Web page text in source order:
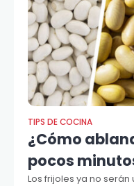
TIPS DE COCINA
¿Cómo
pocos
Los frijoles ya no